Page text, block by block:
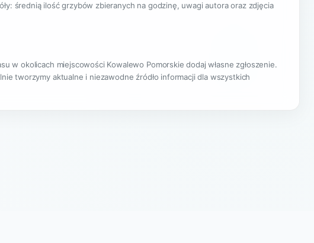
średnią ilość grzybów zbieranych na godzinę, uwagi autora oraz zdjęcia
w okolicach miejscowości Kowalewo Pomorskie dodaj własne zgłoszenie.
tworzymy aktualne i niezawodne źródło informacji dla wszystkich